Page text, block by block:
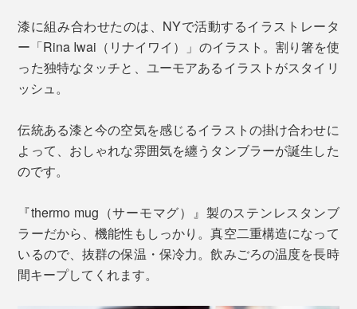
漆に組み合わせたのは、NYで活動するイラストレータ
ー「Rina Iwai（リナイワイ）」のイラスト。割り箸を使
った独特なタッチと、ユーモアあるイラストがスタイリ
ッシュ。
伝統ある漆と今の空気を感じるイラストの掛け合わせに
よって、おしゃれな雰囲気を纏うタンブラーが誕生した
のです。
『thermo mug（サーモマグ）』製のステンレスタンブ
ラーだから、機能性もしっかり。真空二重構造になって
いるので、抜群の保温・保冷力。飲みごろの温度を長時
間キープしてくれます。